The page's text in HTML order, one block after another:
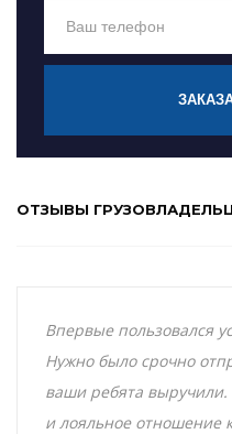
ОТЗЫВЫ
Впервые пользовался
Нужно было срочно
ваши ребята выручили.
и лояльное отношение